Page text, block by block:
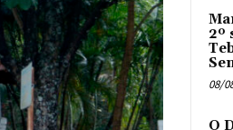
2º
08/
O